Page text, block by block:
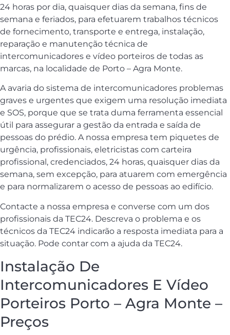
24 horas por dia, quaisquer dias da semana, fins de
semana e feriados, para efetuarem trabalhos técnicos
de fornecimento, transporte e entrega, instalação,
reparação e manutenção técnica de
intercomunicadores e vídeo porteiros de todas as
marcas, na localidade de Porto – Agra Monte.
A avaria do sistema de intercomunicadores problemas
graves e urgentes que exigem uma resolução imediata
e SOS, porque que se trata duma ferramenta essencial
útil para assegurar a gestão da entrada e saída de
pessoas do prédio. A nossa empresa tem piquetes de
urgência, profissionais, eletricistas com carteira
profissional, credenciados, 24 horas, quaisquer dias da
semana, sem excepção, para atuarem com emergência
e para normalizarem o acesso de pessoas ao edifício.
Contacte a nossa empresa e converse com um dos
profissionais da TEC24. Descreva o problema e os
técnicos da TEC24 indicarão a resposta imediata para a
situação. Pode contar com a ajuda da TEC24.
Instalação De
Intercomunicadores E Vídeo
Porteiros Porto – Agra Monte –
Preços